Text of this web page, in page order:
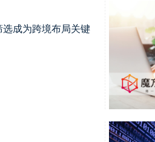
成为跨境布局关键